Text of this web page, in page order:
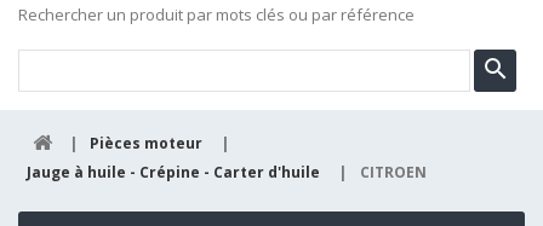
Rechercher un produit par mots clés ou par référence
| Pièces moteur
|
Jauge à huile - Crépine - Carter d'huile
| CITROEN